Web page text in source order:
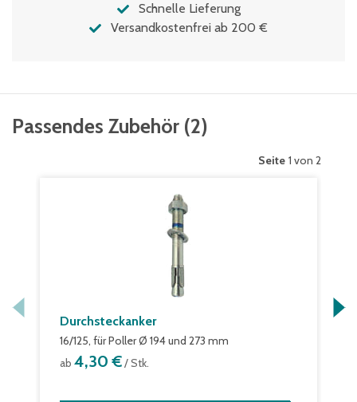
Schnelle Lieferung
Versandkostenfrei ab 200 €
Passendes Zubehör (2)
Seite 1 von 2
Durchsteckanker
16/125, für Poller Ø 194 und 273 mm
ab 4,30 €/ Stk.